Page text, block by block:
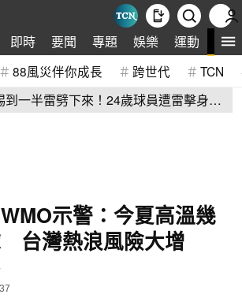
即時 要聞 專題 娛樂 運動 全
88風災伴你成長 跨世代 TCN
到一半雷劈下來！24歲球員遭雷擊身
示警：今夏高溫幾
台灣熱浪風險大增